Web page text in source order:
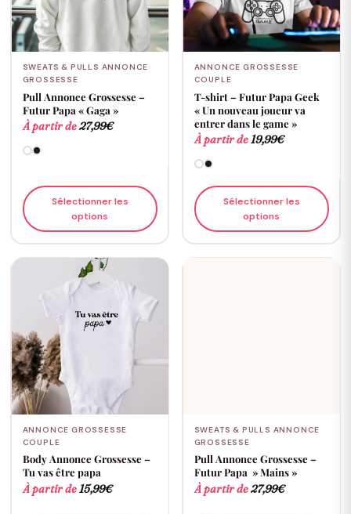
SWEATS & PULLS ANNONCE
GROSSESSE
Pull Annonce Grossesse –
Futur Papa « Gaga »
À partir de27,99€
Sélectionner les
options
ANNONCE GROSSESSE
COUPLE
T-shirt – Futur Papa Geek
« Un nouveau joueur va
entrer dans le game »
À partir de19,99€
Sélectionner les
options
ANNONCE GROSSESSE
COUPLE
Body Annonce Grossesse –
Tu vas être papa
À partir de15,99€
SWEATS & PULLS ANNONCE
GROSSESSE
Pull Annonce Grossesse –
Futur Papa » Mains »
À partir de27,99€